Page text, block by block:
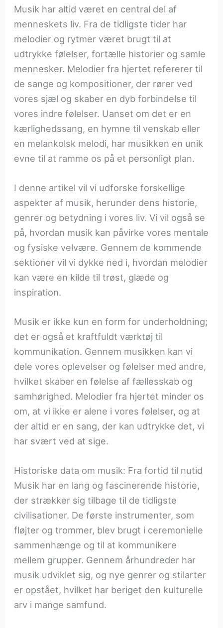
Musik har altid været en central del af
menneskets liv. Fra de tidligste tider har
melodier og rytmer været brugt til at
udtrykke følelser, fortælle historier og samle
mennesker. Melodier fra hjertet refererer til
de sange og kompositioner, der rører ved
vores sjæl og skaber en dyb forbindelse til
vores indre følelser. Uanset om det er en
kærlighedssang, en hymne til venskab eller
en melankolsk melodi, har musikken en unik
evne til at ramme os på et personligt plan.
I denne artikel vil vi udforske forskellige
aspekter af musik, herunder dens historie,
genrer og betydning i vores liv. Vi vil også se
på, hvordan musik kan påvirke vores mentale
og fysiske velvære. Gennem de kommende
sektioner vil vi dykke ned i, hvordan melodier
kan være en kilde til trøst, glæde og
inspiration.
Musik er ikke kun en form for underholdning;
det er også et kraftfuldt værktøj til
kommunikation. Gennem musikken kan vi
dele vores oplevelser og følelser med andre,
hvilket skaber en følelse af fællesskab og
samhørighed. Melodier fra hjertet minder os
om, at vi ikke er alene i vores følelser, og at
der altid er en sang, der kan udtrykke det, vi
har svært ved at sige.
Historiske data om musik: Fra fortid til nutid
Musik har en lang og fascinerende historie,
der strækker sig tilbage til de tidligste
civilisationer. De første instrumenter, som
fløjter og trommer, blev brugt i ceremonielle
sammenhænge og til at kommunikere
mellem grupper. Gennem århundreder har
musik udviklet sig, og nye genrer og stilarter
er opstået, hvilket har beriget den kulturelle
arv i mange samfund.